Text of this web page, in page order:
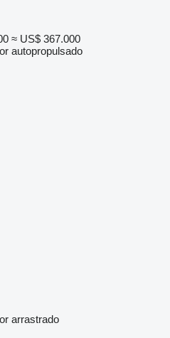
≈ US$ 367.000
autopropulsado
arrastrado